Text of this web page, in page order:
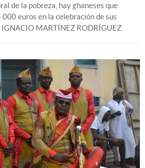
de la pobreza, hay ghaneses que
euros en la celebración de sus
IGNACIO MARTÍNEZ RODRÍGUEZ